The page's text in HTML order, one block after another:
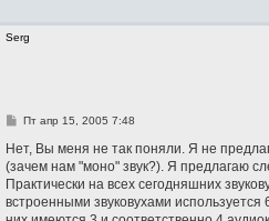
Serg
С
о
щ
е
н
Пт апр 15, 2005 7:48
Нет, Вы меня не так поняли. Я не
(зачем нам "моно" звук?). Я предлагаю
Практически на всех сегодняшних
встроенными звуковухами используется